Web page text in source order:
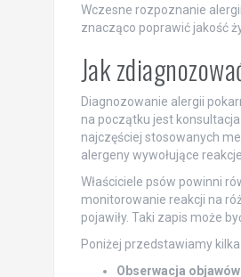
Wczesne rozpoznanie
znacząco poprawić jakość
Jak
Diagnozowanie alergii
na początku jest
najczęściej stosowanych
alergeny wywołujące
Właściciele psów powinni
monitorowanie reakcji na
pojawiły. Taki zapis może
Poniżej przedstawiamy
Obserwacja objawów